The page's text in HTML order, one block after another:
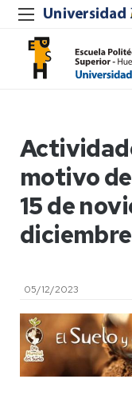
motivo
15 de
diciembre
05/12/2023